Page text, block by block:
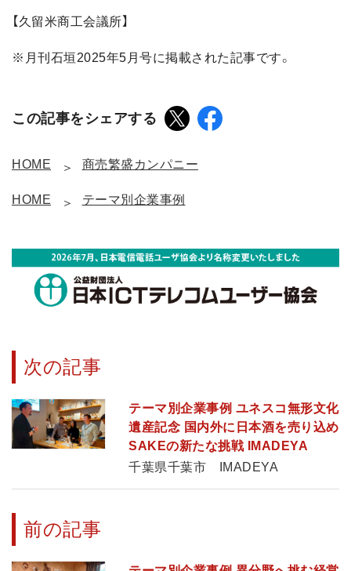
【久留米商工会議所】
※月刊石垣2025年5月号に掲載された記事です。
この記事をシェアする
HOME 商売繁盛カンパニー
HOME テーマ別企業事例
次の記事
テーマ別企業事例 ユネスコ無形文化
遺産記念 国内外に日本酒を売り込め
SAKEの新たな挑戦 IMADEYA
千葉県千葉市 IMADEYA
前の記事